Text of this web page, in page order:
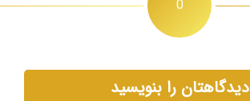
0
دیدگاهتان را بنویسید